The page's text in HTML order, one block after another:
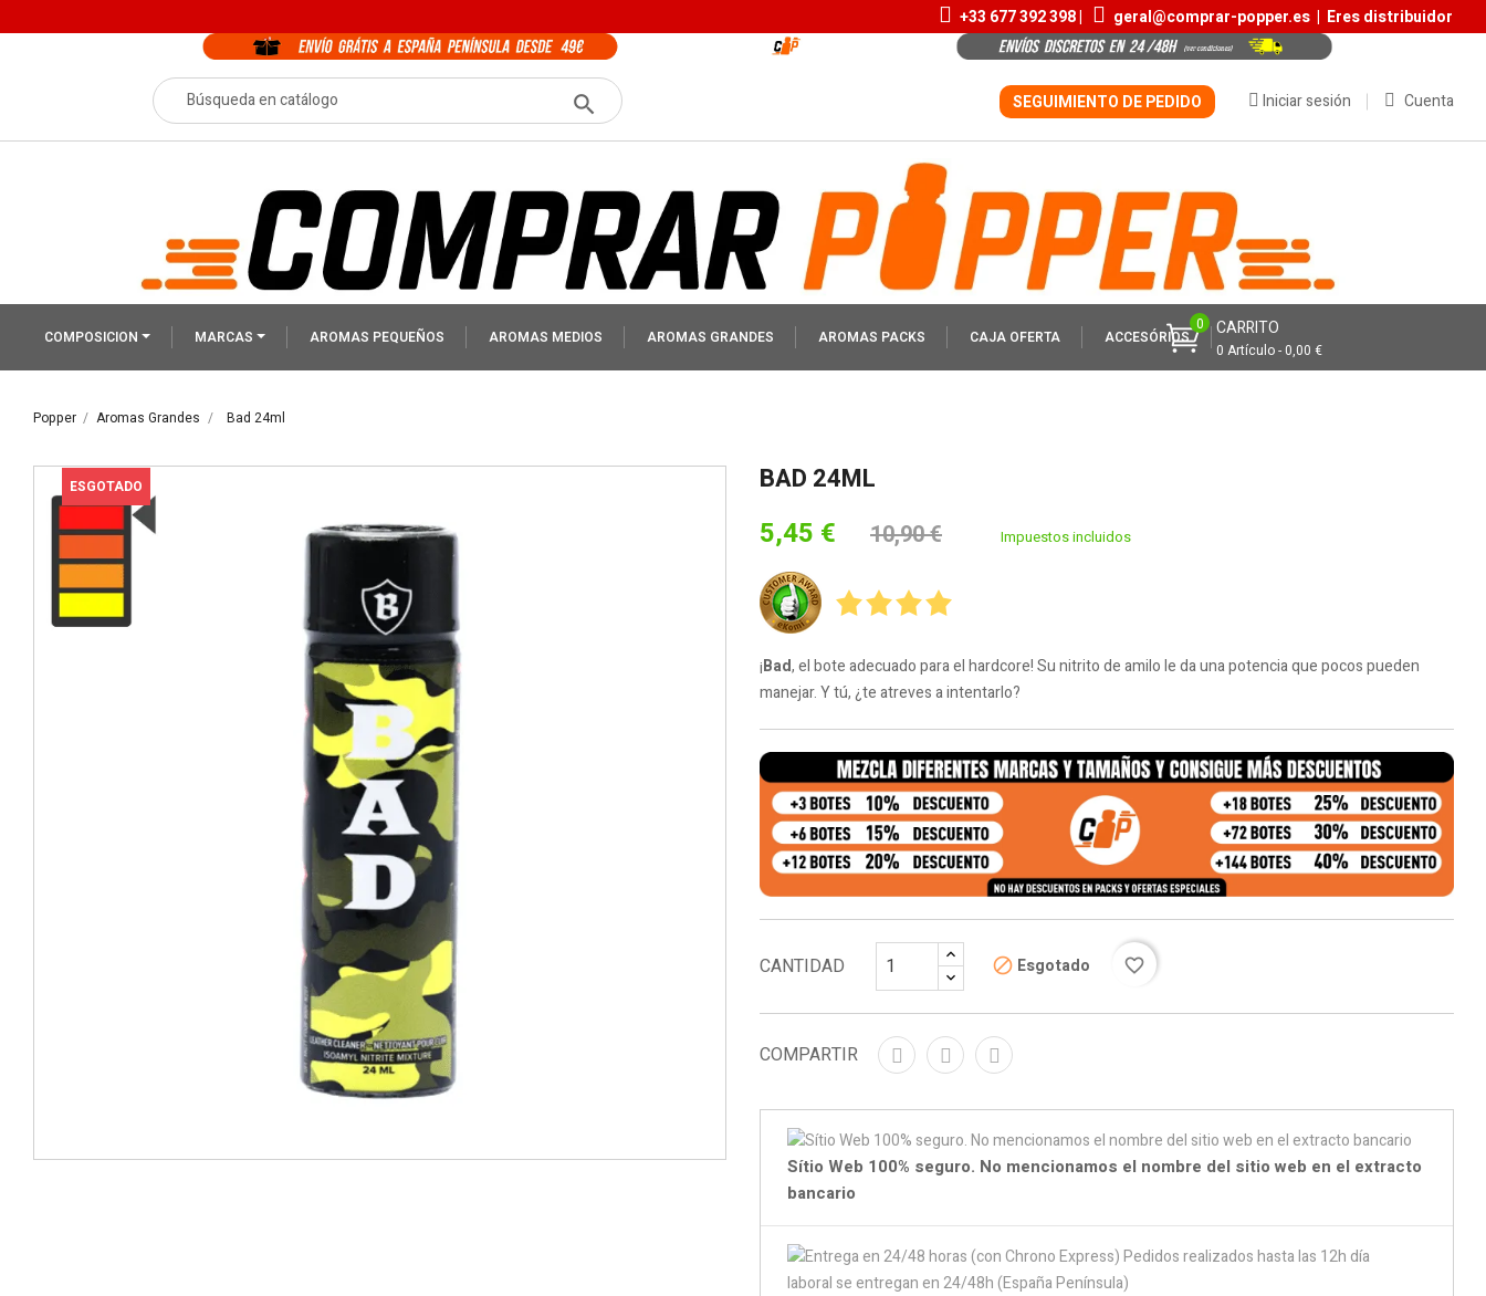
+33 677 392 398 | geral@comprar-popper.es | Eres distribuidor
Cuenta
Iniciar sesión
SEGUIMIENTO DE PEDIDO
CARRITO
0 Artículo - 0,00 €
0
COMPOSICION MARCAS AROMAS PEQUEÑOS AROMAS MEDIOS AROMAS GRANDES AROMAS PACKS CAJA OFERTA ACCESÓRIOS
Popper Aromas Grandes Bad 24ml
ESGOTADO BAD 24ML
5,45 € 10,90 € Impuestos incluidos
¡Bad, el bote adecuado para el hardcore! Su nitrito de amilo le da una potencia que pocos pueden
manejar. Y tú, ¿te atreves a intentarlo?
CANTIDAD  Esgotado favorite_border
COMPARTIR
Sítio Web 100% seguro. No mencionamos el nombre del sitio web en el extracto
bancario